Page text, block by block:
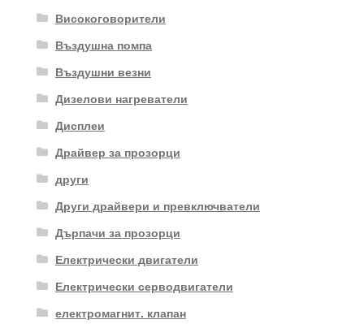
Високоговорители
Въздушна помпа
Въздушни везни
Дизелови нагреватели
Дисплеи
Драйвер за прозорци
други
Други драйвери и превключватели
Дърпачи за прозорци
Електрически двигатели
Електрически серводвигатели
електромагнит. клапан